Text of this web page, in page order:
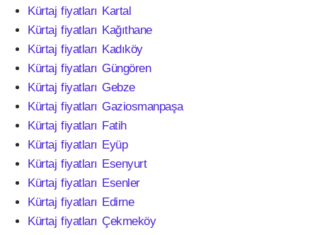
Kürtaj fiyatları Kartal
Kürtaj fiyatları Kağıthane
Kürtaj fiyatları Kadıköy
Kürtaj fiyatları Güngören
Kürtaj fiyatları Gebze
Kürtaj fiyatları Gaziosmanpaşa
Kürtaj fiyatları Fatih
Kürtaj fiyatları Eyüp
Kürtaj fiyatları Esenyurt
Kürtaj fiyatları Esenler
Kürtaj fiyatları Edirne
Kürtaj fiyatları Çekmeköy